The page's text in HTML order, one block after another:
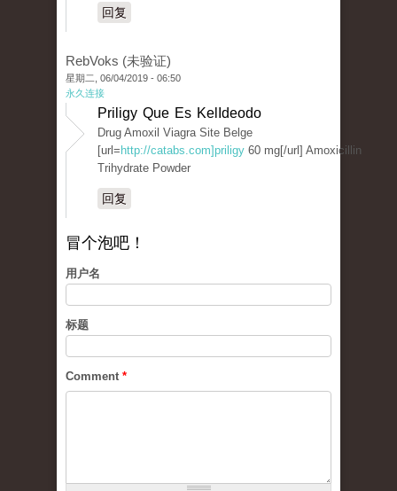
回复
RebVoks (未验证)
星期二, 06/04/2019 - 06:50
永久连接
Priligy Que Es KelIdeodo
Drug Amoxil Viagra Site Belge
[url= http://catabs.com]priligy 60 mg[/url] Amoxicillin
Trihydrate Powder
回复
冒个泡吧！
用户名
标题
Comment *